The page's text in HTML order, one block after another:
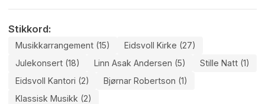
Stikkord:
Musikkarrangement (15)
Eidsvoll Kirke (27)
Julekonsert (18)
Linn Asak Andersen (5)
Stille Natt (1)
Eidsvoll Kantori (2)
Bjørnar Robertson (1)
Klassisk Musikk (2)